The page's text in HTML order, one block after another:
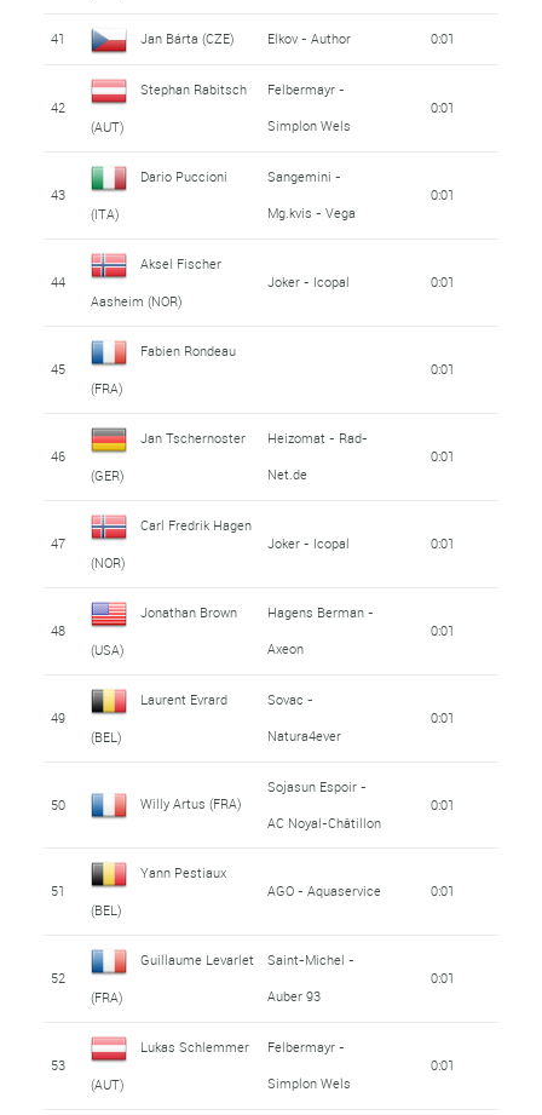
41 Jan Bárta (CZE) Elkov - Author 0:01
42
Stephan Rabitsch
(AUT)
Felbermayr -
Simplon Wels
0:01
43
Dario Puccioni
(ITA)
Sangemini -
Mg.kvis - Vega
0:01
44
Aksel Fischer
Aasheim (NOR)
Joker - Icopal 0:01
45
Fabien Rondeau
(FRA)
0:01
46
Jan Tschernoster
(GER)
Heizomat - Rad-
Net.de
0:01
47
Carl Fredrik Hagen
(NOR)
Joker - Icopal 0:01
48
Jonathan Brown
(USA)
Hagens Berman -
Axeon
0:01
49
Laurent Evrard
(BEL)
Sovac -
Natura4ever
0:01
50 Willy Artus (FRA)
Sojasun Espoir -
AC Noyal-Châtillon
0:01
51
Yann Pestiaux
(BEL)
AGO - Aquaservice 0:01
52
Guillaume Levarlet
(FRA)
Saint-Michel -
Auber 93
0:01
53
Lukas Schlemmer
(AUT)
Felbermayr -
Simplon Wels
0:01